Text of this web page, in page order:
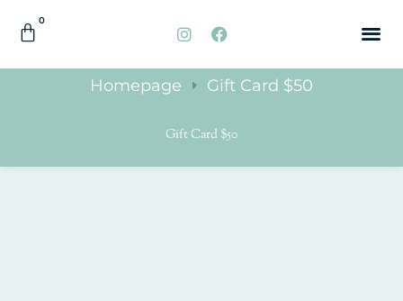
0
Homepage Gift Card $50
Gift Card $50